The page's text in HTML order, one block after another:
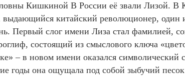
Кишкиной В России её звали Лизой. В
выдающийся китайский революционер, один
Первый слог имени Лиза стал фамилией,
состоящий из смыслового ключа
– в новом имени оказался символический
годы она ощущала под собой зыбучий